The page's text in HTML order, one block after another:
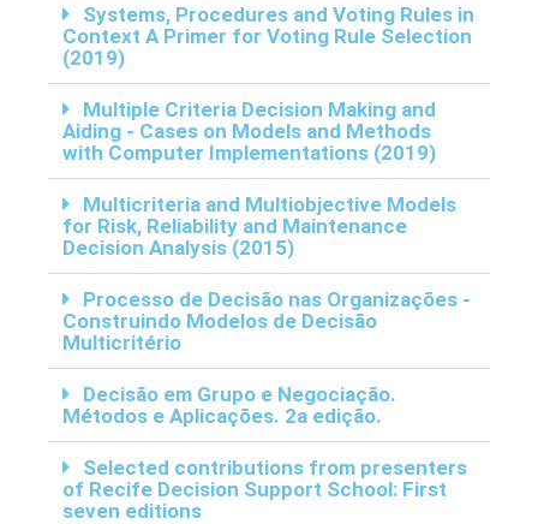
Systems, Procedures and Voting Rules in
Context A Primer for Voting Rule Selection
(2019)
Multiple Criteria Decision Making and
Aiding - Cases on Models and Methods
with Computer Implementations (2019)
Multicriteria and Multiobjective Models
for Risk, Reliability and Maintenance
Decision Analysis (2015)
Processo de Decisão nas Organizações -
Construindo Modelos de Decisão
Multicritério
Decisão em Grupo e Negociação.
Métodos e Aplicações. 2a edição.
Selected contributions from presenters
of Recife Decision Support School: First
seven editions